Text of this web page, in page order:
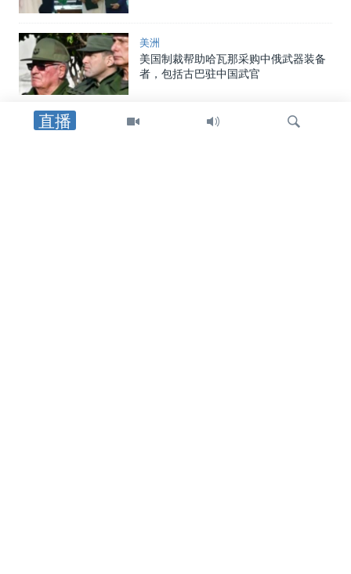
直播
美洲
美国制裁帮助哈瓦那采购中俄武器装备
者，包括古巴驻中国武官